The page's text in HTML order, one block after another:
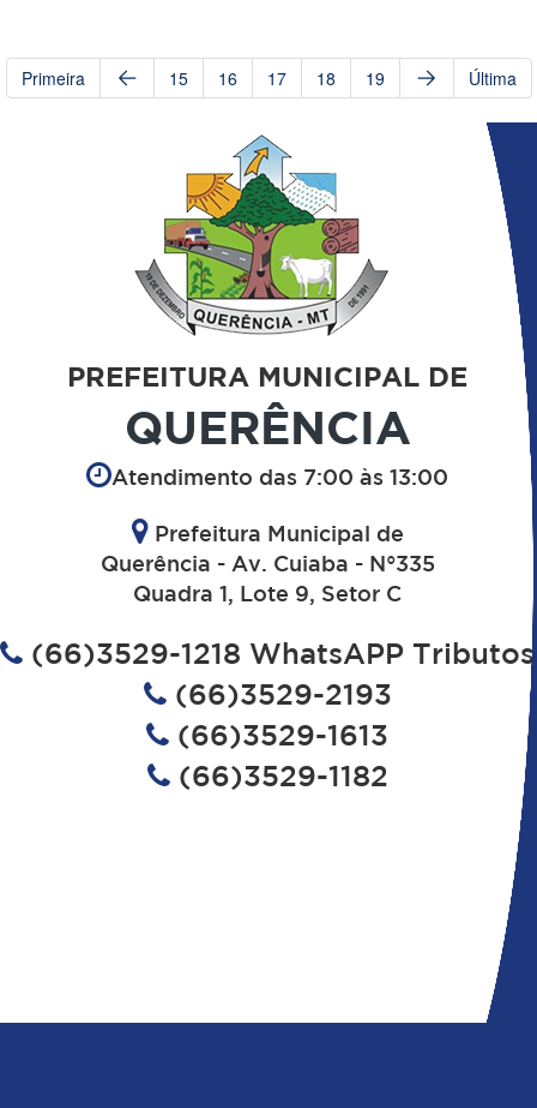
Primeira 15 16 17 18 19 Última
PREFEITURA MUNICIPAL DE
QUERÊNCIA
Atendimento das 7:00 às 13:00
Prefeitura Municipal de
Querência - Av. Cuiaba - N°335
Quadra 1, Lote 9, Setor C
(66)3529-1218 WhatsAPP Tributos
(66)3529-2193
(66)3529-1613
(66)3529-1182